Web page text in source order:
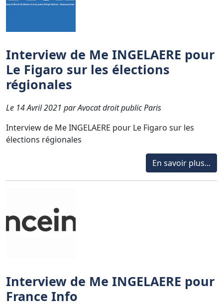
Interview de Me INGELAERE pour
Le Figaro sur les élections
régionales
Le 14 Avril 2021 par Avocat droit public Paris
Interview de Me INGELAERE pour Le Figaro sur les
élections régionales
En savoir plus...
Interview de Me INGELAERE pour
France Info